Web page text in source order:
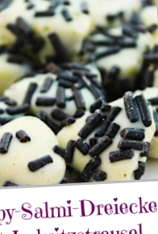
Salmi-Dreiecke